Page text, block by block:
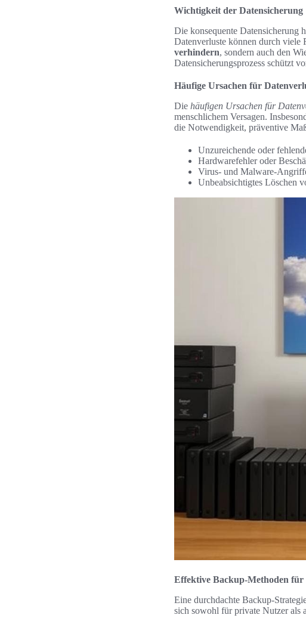
Wichtigkeit der Datensicherung
Die konsequente Datensicherung
Datenverluste können durch viele
verhindern, sondern auch den
Datensicherungsprozess schützt
Häufige Ursachen für
Die häufigen Ursachen für
menschlichem Versagen.
die Notwendigkeit, präventive
Unzureichende oder
Hardwarefehler oder
Virus- und Malware-
Unbeabsichtigtes Löschen
Effektive Backup-Methoden
Eine durchdachte Backup-
sich sowohl für private Nutzer als